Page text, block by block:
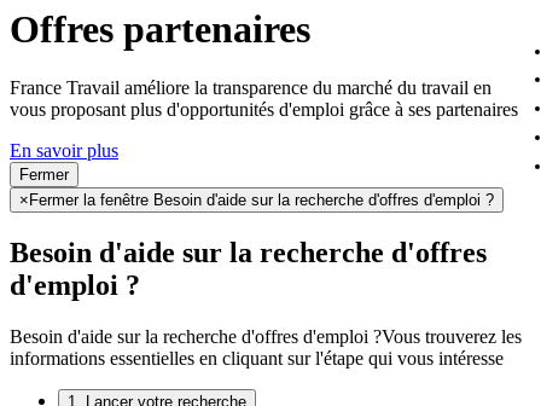
Offres partenaires
France Travail améliore la transparence du marché du travail en
vous proposant plus d'opportunités d'emploi grâce à ses partenaires
En savoir plus
Fermer
× Fermer la fenêtre Besoin d'aide sur la recherche d'offres d'emploi ?
Besoin d'aide sur la recherche d'offres
d'emploi ?
Besoin d'aide sur la recherche d'offres d'emploi ?Vous trouverez les
informations essentielles en cliquant sur l'étape qui vous intéresse
1. Lancer votre recherche